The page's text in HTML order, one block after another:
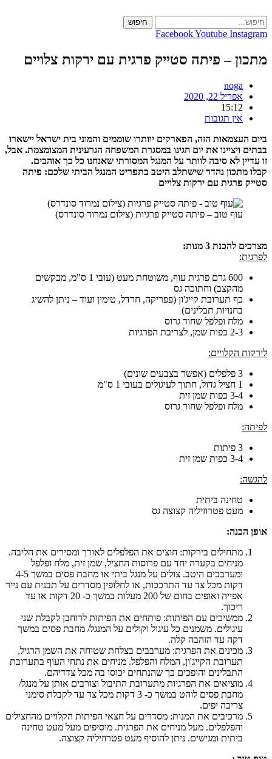
FacebookYoutube
– פיתה סטייק פרגית עם ירקות צלויים
noga
אפריל 22, 2020
15:12
אין תגובות
הזה, הפארקים יוותרו שוממים והמוני בית ישראל יישארו
ויציינו את יום חגינו במסגרת המשפחה הגרעינית המצומצמת. אבל,
לא סיבה לוותר על המנגל המסורתי שאנחנו כל כך אוהבים.
נהדר שישתלב היטב בתפריט המנגל הביתי שלכם: פיתה
עם ירקות צלויים
עוף טוב – פיתה סטייק פרגיות (צילום נמרוד סונדרס)
3 מנות:
600 גרם פרגית עוף, משוטחת מעט (עובי 1 ס"מ, מבקשים
מהקצב) וחתוכה גס
כף תערובת קייג'ון (פפריקה, חרדל, טימין ועוד – ניתן להשיג
בחנויות תבלינים)
מלח ופלפל שחור גרוס
הקלויים:
מלח ופלפל שחור גרוס
טחינה ביתית
מעט פטרוזיליה קצוצה גס
מתחילים בירקות: חוצים את הפלפלים לאורך ומסירים את הליבה.
מניחים בקערה יחד עם פרוסות החציל, שמן זית, מלח ופלפל
ומערבבים היטב. צולים על מנגל ביתי או מחבת פסים במשך 4-5
דקות מכל צד עד התרככות, או לחלופין מסדרים על תבנית עם נייר
אפייה ואופים בחום של 200 מעלות במשך כ- 20 דקות או עד
ממשיכים עם הפיתות: פותחים את הפיתות לרוחבן לקבלת שני
עיגולים. משמנים כל עיגול וקולים על המנגל/ מחבת פסים במשך
דקה עד הזהבה קלה.
מכינים את הפרגית: מערבבים בצלחת שטוחה את השמן הרגיל,
תערובת הקייג'ון, המלח והפלפל. מניחים את נתחי העוף בתערובת
התבלינים והופכים כך שהנתחים יכוסו בה מכל צדדיהם.
מוציאים את הפרגיות מתערובת התיבול וצורבים אותן על מנגל/
מחבת פסים לוהט במשך כ- 3 דקות מכל צד עד לקבלת סימני
צריבה יפים.
מרכיבים את המנות: מסדרים על חצאי הפיתות הקלויים מהחצילים
והפלפלים. מעל מניחים את הפרגית. מוסיפים מעל מעט טחינה
ביתית ומגישים. ניתן להוסיף מעט פטרוזיליה קצוצה.